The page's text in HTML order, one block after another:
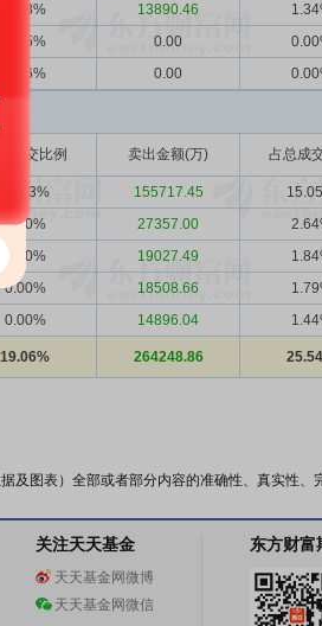
2.08% 13890.46
1.25% 0.00
1.16% 0.00
总成交比例 卖出金额(万) 占总成
12.33% 155717.45
0.00% 27357.00
0.00% 19027.49
0.00% 18508.66
0.00% 14896.04
19.06% 264248.86
及图表）全部或者部分内容的准确性、真实性、